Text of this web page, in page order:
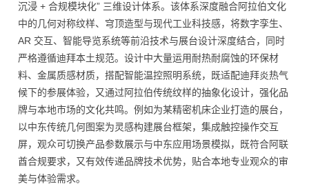
沉浸 + 合规模块化” 三维设计体系。该体系深度融合阿拉伯文化
中的几何对称纹样、穹顶造型与现代工业科技感，将数字孪生、
AR 交互、智能导览系统等前沿技术与展台设计深度结合，同时
严格遵循迪拜本土规范。设计中大量运用耐热耐腐蚀的环保材
料、金属质感材质，搭配智能温控照明系统，既适配迪拜炎热气
候下的参展体验，又通过阿拉伯传统纹样的抽象化设计，强化品
牌与本地市场的文化共鸣。例如为某精密机床企业打造的展台，
以中东传统几何图案为灵感构建展台框架，集成触控操作交互
屏，观众可切换产品参数展示与中东应用场景模拟，既符合阿联
酋合规要求，又有效传递品牌技术优势，贴合本地专业观众的审
美与体验需求。